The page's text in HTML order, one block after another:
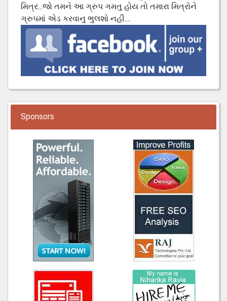
મિત્ર...જો તમને આ ગ્રુપ ગમતુ હોય તો તમારા મિત્રોને
ગ્રુપમાં એડ કરવાનુ ભુલશો નહી....
Sponsors